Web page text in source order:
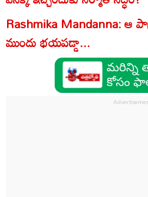
Rashmika Mandanna: ఆ
ముందు భయపడ్డా...